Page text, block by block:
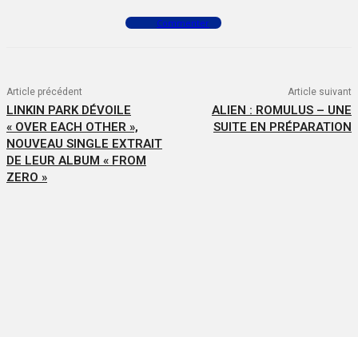
Commenter
Article précédent
LINKIN PARK DÉVOILE
« OVER EACH OTHER »,
NOUVEAU SINGLE EXTRAIT
DE LEUR ALBUM « FROM
ZERO »
Article suivant
ALIEN : ROMULUS – UNE
SUITE EN PRÉPARATION